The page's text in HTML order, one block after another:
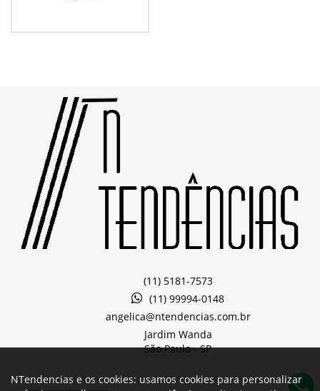
(11) 5181-7573
(11) 99994-0148
angelica@ntendencias.com.br
Jardim Wanda
São Paulo -SP
NTendencias e os cookies: usamos cookies para personalizar